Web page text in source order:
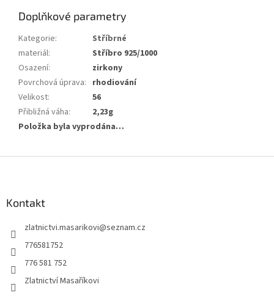
Doplňkové parametry
Kategorie:
Stříbrné
materiál:
Stříbro 925/1000
Osazení:
zirkony
Povrchová úprava: rhodiování
Velikost:
56
Přibližná váha:
2,23g
Položka byla vyprodána…
Kontakt
zlatnictvi.masarikovi@seznam.cz
776581752
776 581 752
Zlatnictví Masaříkovi